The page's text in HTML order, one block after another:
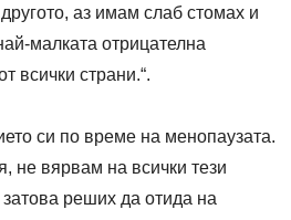
аз имам слаб стомах и
малката отрицателна
всички страни.“.
си по време на менопаузата.
не вярвам на всички тези
реших да отида на